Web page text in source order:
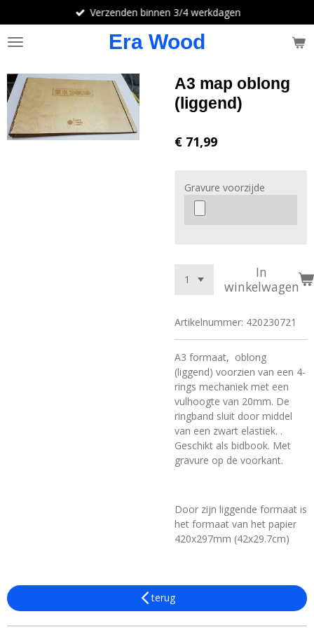
direct
naar
hoofdinhoud
Era Wood
Verzenden binnen 3/4 werkdagen
A3 map oblong
(liggend)
€ 71,99
Gravure voorzijde
In
winkelwagen
Artikelnummer: 420230721
A3 formaat, oblong
(liggend) voorzien van een 4-
rings mechaniek met een
vulhoogte van 20mm. De
ringband sluit door middel
van een zwart elastiek. .
Geschikt als bidbook. Met
gravure op de voorkant.
Door zijn liggende formaat is
het formaat van het papier
420x297mm (42x29.7cm)
terug